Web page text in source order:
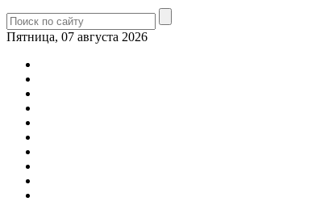
Пятница, 07 августа 2026